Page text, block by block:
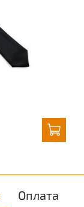
Оплата